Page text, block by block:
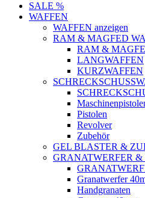
SALE %
WAFFEN
WAFFEN anzeigen
RAM & MAGFED
RAM &
LANGWAFFEN
KURZWAFFEN
Pistolen
Revolver
Zubehör
GEL BLASTER &
GRANATWERFER
Granatwerfer
Handgranaten